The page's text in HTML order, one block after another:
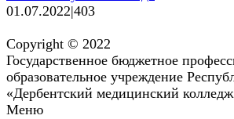
01.07.2022|403
Copyright © 2022
Государственное бюджетное
образовательное учреждение
«Дербентский медицинский
Меню